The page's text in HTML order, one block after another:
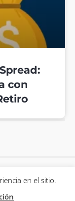
con
en el sitio.